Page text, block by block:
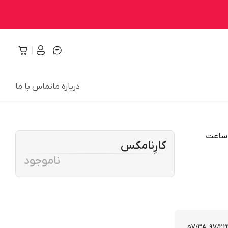
درباره ماتماس با ما
کارِنامکس
ناموجود